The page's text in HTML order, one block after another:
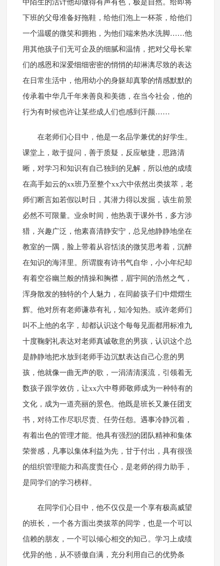
中陌生的活计他却做得有声有色，极是自然。给即将
下班的父母准备好拖鞋，给他们泡上一杯茶，给他们
一个温暖的微笑和拥抱，为他们端来热水洗脚……他
用其他孩子们无可企及的细腻和温情，把对父母长辈
们的感恩和深爱细细密密的悄悄的却淋漓尽致的表达
在日常生活中，他用幼小的身躯却真挚的情感默默的
传承着中华几千年来善良和美德，在当今社会，他的
行为有时候也许让某些成人们也感到汗颜……
在老师们心目中，他是一名品学兼优的好学生。
课堂上，敢于提问，善于质疑，反应敏捷，思路清
晰，对学习和知识有自己独到的见解，所以他的成绩
在高手如云的xx班乃至整个xx六中依然出类拔萃，老
师们断言如若假以时日，其潜力得以发掘，该生前景
必然不可限量。业余时间，他热衷于课外书，多方涉
猎，兴趣广泛，他素喜清静安宁，总见他静静地坐在
教室的一隅，脸上带着从容恬淡的微笑思考着，沉醉
在知识的海洋里。所谓腹有诗书气自华，小小年纪却
有着空谷幽兰般的情操和胸襟，眉宇间的浩然之气，
浑身散发的独特的个人魅力，在同龄孩子们中熠熠生
辉。他对所有老师谦恭有礼，知冷知热。或许老师们
叫不上他的名字，却都认识这个每每见面都用标准九
十度鞠躬礼表达对老师真诚敬意的男孩，认识这个总
是静静地把水放到老师手边沉默表达自己心意的男
孩，他就像一曲无声的歌，一涓清清溪流，引领着无
数孩子跟学效仿，让xx六中尊师敬师成为一种特有的
文化，成为一道亮丽的景色。他既是班长又兼任团支
书，对待工作尽职尽责、任劳任怨。遇事冷静沉着，
有着出色的管理才能。他具有强烈的团队精神和集体
荣誉感，凡事以集体利益为先，甘于付出，具有很强
的组织管理能力和高度责任心，是老师的得力助手，
是同学们的学习榜样。
在同学们心目中，他不仅仅是一个享有极高威望
的班长，一个各方面出类拔萃的同学，也是一个可以
信赖的朋友，一个可以倾心相交的知己。学习上成绩
优异的他，从不骄傲自满，充分利用自己的优势条